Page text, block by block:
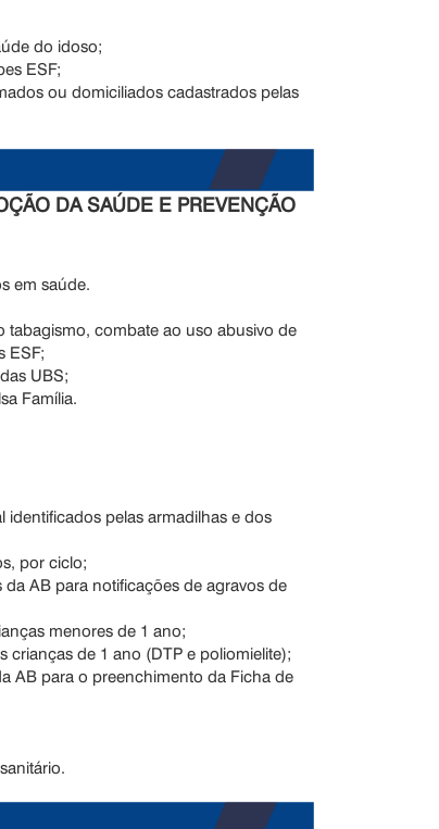
do idoso;
ESF;
ou domiciliados cadastrados pelas
DA SAÚDE E PREVENÇÃO
em saúde.
tabagismo, combate ao uso abusivo de
ESF;
UBS;
Família.
identificados pelas armadilhas e dos
por ciclo;
da AB para notificações de agravos de
menores de 1 ano;
crianças de 1 ano (DTP e poliomielite);
AB para o preenchimento da Ficha de